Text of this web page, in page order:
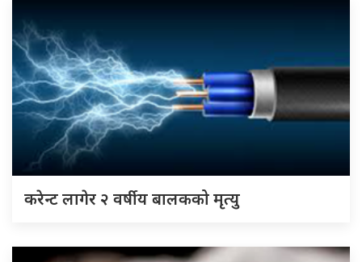
करेन्ट लागेर २ वर्षीय बालकको मृत्यु